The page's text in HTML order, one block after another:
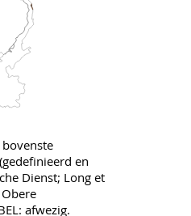
en
Dienst; Long et
afwezig.